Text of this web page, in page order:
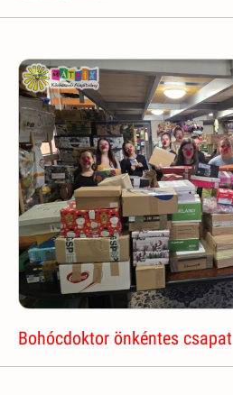
Bohócdoktor önkéntes csapat